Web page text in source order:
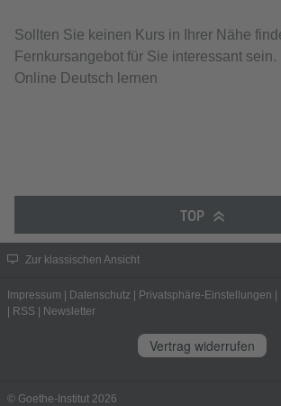
Sollten Sie keinen Kurs in Ihrer Nähe
Fernkursangebot für Sie interessant sein.
Online Deutsch lernen
TOP
Zur klassischen Ansicht
Impressum Datenschutz Privatsphäre-Einstellungen
RSS Newsletter
Vertrag widerrufen
© Goethe-Institut 2026